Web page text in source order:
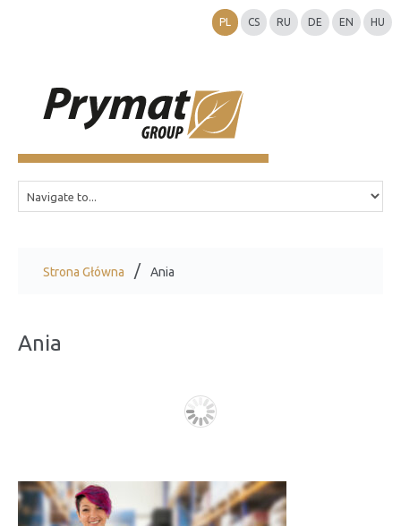
PL CS RU DE EN HU
Strona Główna Ania
Ania